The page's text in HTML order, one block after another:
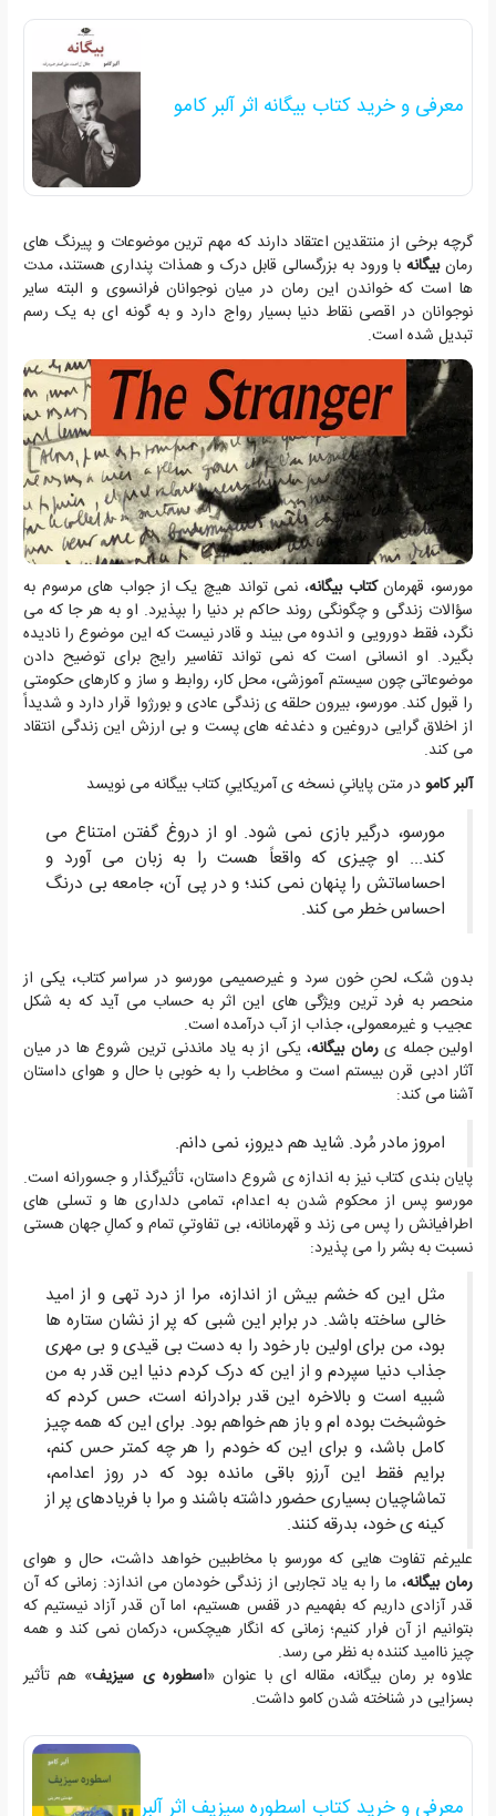
معرفی و خرید کتاب بیگانه اثر آلبر کامو
گرچه برخی از منتقدین اعتقاد دارند که مهم ترین موضوعات و پیرنگ های
رمانبیگانه با ورود به بزرگسالی قابل درک و همذات پنداری هستند، مدت
ها است که خواندن این رمان در میان نوجوانان فرانسوی و البته سایر
نوجوانان در اقصی نقاط دنیا بسیار رواج دارد و به گونه ای به یک رسم
تبدیل شده است.
مورسو، قهرمانکتاب بیگانه، نمی تواند هیچ یک از جواب های مرسوم به
سؤالات زندگی و چگونگی روند حاکم بر دنیا را بپذیرد. او به هر جا که می
نگرد، فقط دورویی و اندوه می بیند و قادر نیست که این موضوع را نادیده
بگیرد. او انسانی است که نمی تواند تفاسیر رایج برای توضیح دادن
موضوعاتی چون سیستم آموزشی، محل کار، روابط و ساز و کارهای حکومتی
را قبول کند. مورسو، بیرون حلقه ی زندگی عادی و بورژوا قرار دارد و شدیداً
از اخلاق گرایی دروغین و دغدغه های پست و بی ارزش این زندگی انتقاد
می کند.
آلبر کامودر متن پایانیِ نسخه ی آمریکاییِ کتاب بیگانه می نویسد
مورسو، درگیر بازی نمی شود. او از دروغ گفتن امتناع می
کند... او چیزی که واقعاً هست را به زبان می آورد و
احساساتش را پنهان نمی کند؛ و در پی آن، جامعه بی درنگ
احساس خطر می کند.
بدون شک، لحنِ خون سرد و غیرصمیمی مورسو در سراسر کتاب، یکی از
منحصر به فرد ترین ویژگی های این اثر به حساب می آید که به شکل
عجیب و غیرمعمولی، جذاب از آب درآمده است.
اولین جمله یرمان بیگانه، یکی از به یاد ماندنی ترین شروع ها در میان
آثار ادبی قرن بیستم است و مخاطب را به خوبی با حال و هوای داستان
آشنا می کند:
امروز مادر مُرد. شاید هم دیروز، نمی دانم.
پایان بندی کتاب نیز به اندازه ی شروع داستان، تأثیرگذار و جسورانه است.
مورسو پس از محکوم شدن به اعدام، تمامی دلداری ها و تسلی های
اطرافیانش را پس می زند و قهرمانانه، بی تفاوتیِ تمام و کمالِ جهان هستی
نسبت به بشر را می پذیرد:
مثل این که خشم بیش از اندازه، مرا از درد تهی و از امید
خالی ساخته باشد. در برابر این شبی که پر از نشان ستاره ها
بود، من برای اولین بار خود را به دست بی قیدی و بی مهری
جذاب دنیا سپردم و از این که درک کردم دنیا این قدر به من
شبیه است و بالاخره این قدر برادرانه است، حس کردم که
خوشبخت بوده ام و باز هم خواهم بود. برای این که همه چیز
کامل باشد، و برای این که خودم را هر چه کمتر حس کنم،
برایم فقط این آرزو باقی مانده بود که در روز اعدامم،
تماشاچیان بسیاری حضور داشته باشند و مرا با فریادهای پر از
کینه ی خود، بدرقه کنند.
علیرغم تفاوت هایی که مورسو با مخاطبین خواهد داشت، حال و هوای
رمان بیگانه، ما را به یاد تجاربی از زندگی خودمان می اندازد: زمانی که آن
قدر آزادی داریم که بفهمیم در قفس هستیم، اما آن قدر آزاد نیستیم که
بتوانیم از آن فرار کنیم؛ زمانی که انگار هیچکس، درکمان نمی کند و همه
چیز ناامید کننده به نظر می رسد.
علاوه بر رمان بیگانه، مقاله ای با عنوان «اسطوره ی سیزیف» هم تأثیر
بسزایی در شناخته شدن کامو داشت.
معرفی و خرید کتاب اسطوره سیزیف اثر آلبر